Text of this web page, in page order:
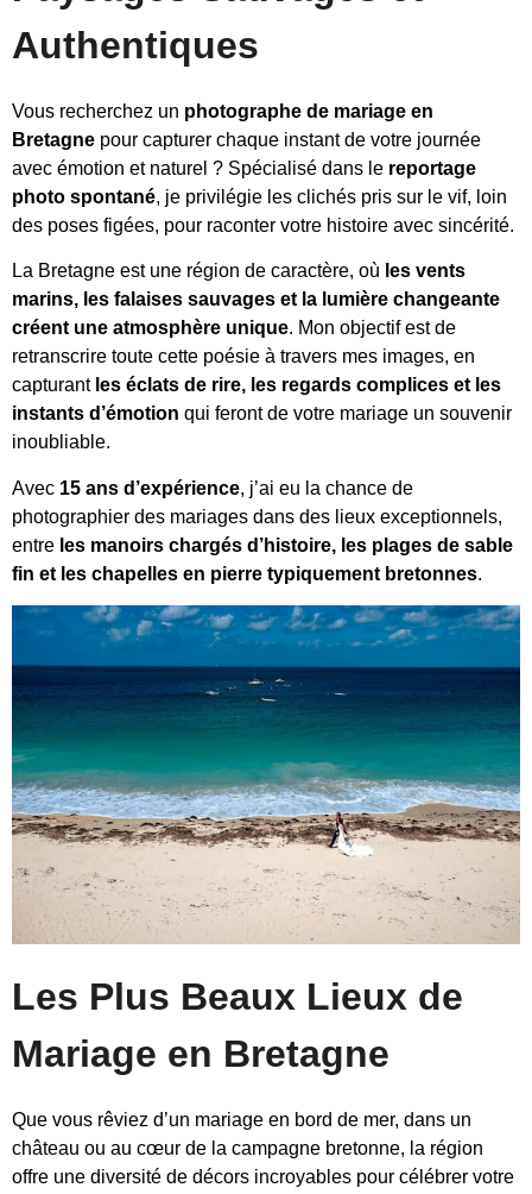
Authentiques
Vous recherchez un photographe de mariage en
Bretagne pour capturer chaque instant de votre journée
avec émotion et naturel ? Spécialisé dans le reportage
photo spontané, je privilégie les clichés pris sur le vif, loin
des poses figées, pour raconter votre histoire avec sincérité.
La Bretagne est une région de caractère, où les vents
marins, les falaises sauvages et la lumière changeante
créent une atmosphère unique. Mon objectif est de
retranscrire toute cette poésie à travers mes images, en
capturant les éclats de rire, les regards complices et les
instants d’émotion qui feront de votre mariage un souvenir
inoubliable.
Avec 15 ans d’expérience, j’ai eu la chance de
photographier des mariages dans des lieux exceptionnels,
entre les manoirs chargés d’histoire, les plages de sable
fin et les chapelles en pierre typiquement bretonnes.
Les Plus Beaux Lieux de
Mariage en Bretagne
Que vous rêviez d’un mariage en bord de mer, dans un
château ou au cœur de la campagne bretonne, la région
offre une diversité de décors incroyables pour célébrer votre